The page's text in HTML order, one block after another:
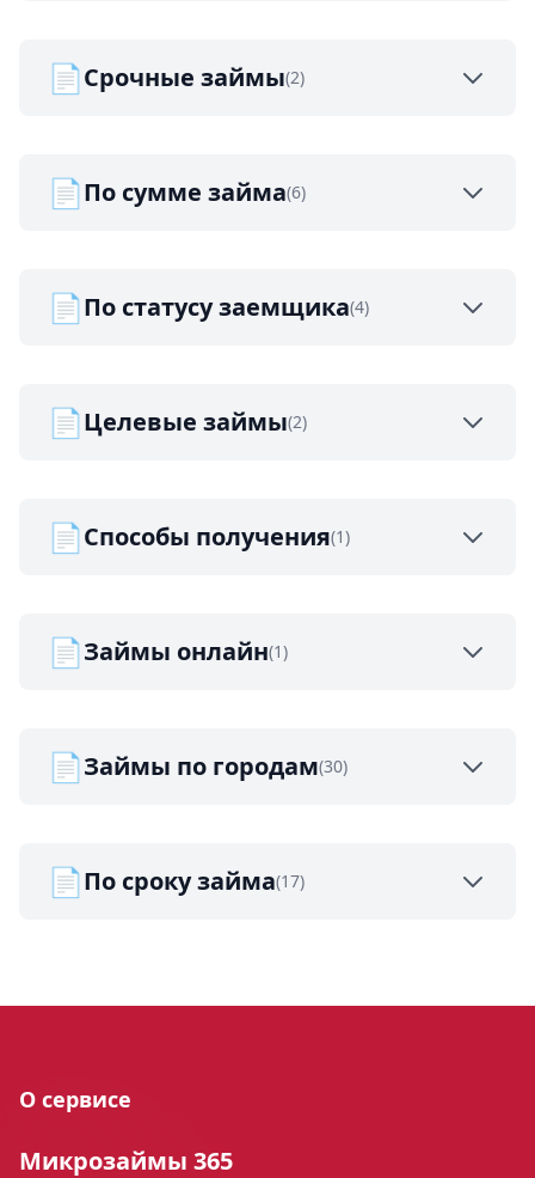
📄Срочные займы(2)
📄По сумме займа(6)
📄По статусу заемщика(4)
📄Целевые займы(2)
📄Способы получения(1)
📄Займы онлайн(1)
📄Займы по городам(30)
📄По сроку займа(17)
О сервисе
Микрозаймы 365